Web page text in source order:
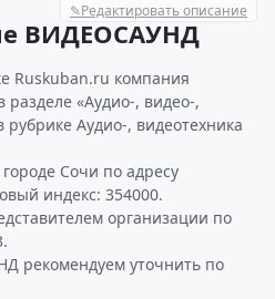
✎Редактировать описание
ВИДЕОСАУНД
Ruskuban.ru компания
разделе «Аудио-, видео-,
рубрике Аудио-, видеотехника
Сочи по адресу
индекс: 354000.
организации по
рекомендуем уточнить по